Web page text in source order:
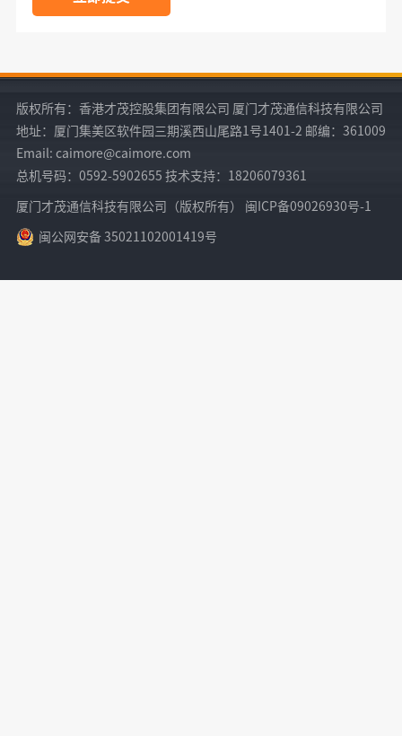
版权所有：香港才茂控股集团有限公司 厦门才茂通信科技有限公司
地址：厦门集美区软件园三期溪西山尾路1号1401-2 邮编：361009
Email: caimore@caimore.com
总机号码：0592-5902655 技术支持：18206079361
厦门才茂通信科技有限公司（版权所有） 闽ICP备09026930号-1
闽公网安备 35021102001419号